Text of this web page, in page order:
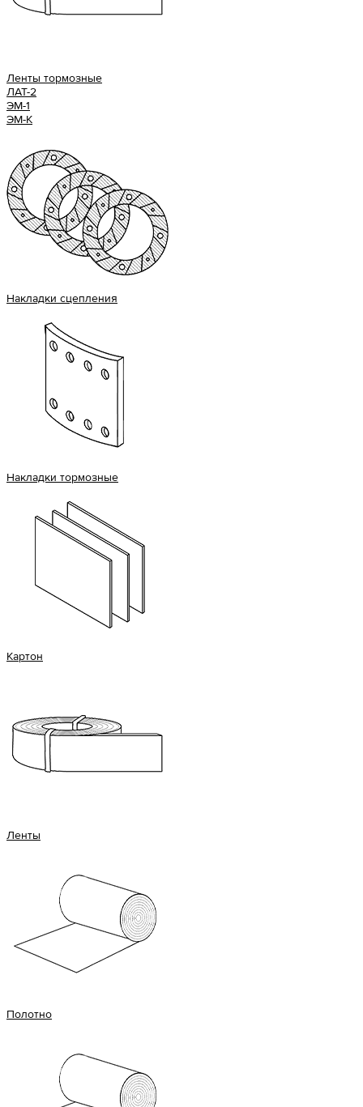
Ленты тормозные
ЛАТ-2
ЭМ-1
ЭМ-К
Накладки сцепления
Накладки тормозные
Картон
Ленты
Полотно